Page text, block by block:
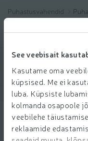
See veebisait
Kasutame oma
küpsised. Me ei
luba. Küpsiste
kolmanda osapoole
veebilehe
reklaamide
Puhastusvahendid